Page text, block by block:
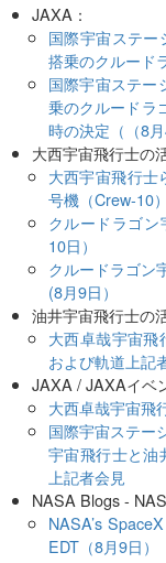
JAXA：
国際宇宙ステ
搭乗のクルード
国際宇宙ステー
乗のクルードラ
時の決定（（8
大西宇宙飛行士の
大西宇宙飛行士
号機（Crew-10
クルードラゴ
10日）
クルードラゴン
(8月9日）
油井宇宙飛行士の
大西卓哉宇宙
および軌道上記
JAXA / JAXAイベ
大西卓哉宇宙飛
国際宇宙ステー
宇宙飛行士と油
上記者会見
NASA Blogs -
NASA’s
EDT（8月9日）